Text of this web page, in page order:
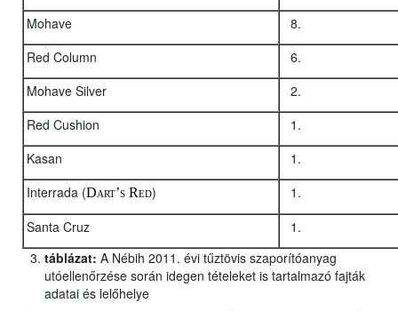
Mohave
Red Column
Mohave Silver
Red Cushion
Kasan
Interrada (Dart’s Red)
Santa Cruz
táblázat: A Nébih 2011. évi tűztövis szaporítóanyag
utóellenőrzése során idegen tételeket is tartalmazó fajták
adatai és lelőhelye